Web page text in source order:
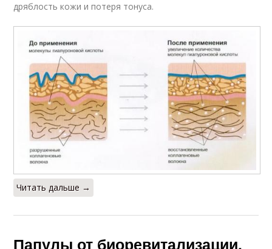
дряблость кожи и потеря тонуса.
Читать дальше →
Папулы от биоревитализации.